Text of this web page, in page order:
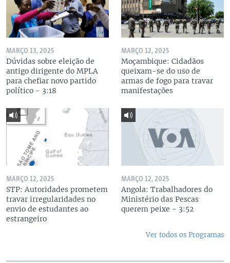
MARÇO 13, 2025
Dúvidas sobre eleição de
antigo dirigente do MPLA
para chefiar novo partido
político - 3:18
MARÇO 12, 2025
Moçambique: Cidadãos
queixam-se do uso de
armas de fogo para travar
manifestações
MARÇO 12, 2025
STP: Autoridades prometem
travar irregularidades no
envio de estudantes ao
estrangeiro
MARÇO 12, 2025
Angola: Trabalhadores do
Ministério das Pescas
querem peixe - 3:52
Ver todos os Programas